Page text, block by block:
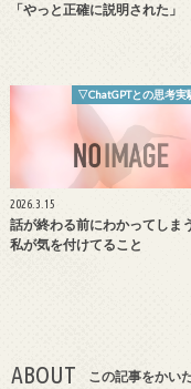
「やっと正確に説明された」
▽ChatGPTとの思考実
2026.3.15
話が終わる前にわかってしま
私が気を付けてること
ABOUT この記事をかい